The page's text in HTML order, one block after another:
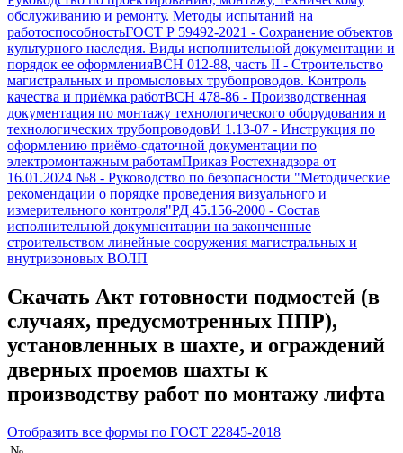
обслуживанию и ремонту. Методы испытаний на
работоспособностьГОСТ Р 59492-2021 - Сохранение объектов
культурного наследия. Виды исполнительной документации и
порядок ее оформленияВСН 012-88, часть II - Строительство
магистральных и промысловых трубопроводов. Контроль
качества и приёмка работВСН 478-86 - Производственная
документация по монтажу технологического оборудования и
технологических трубопроводовИ 1.13-07 - Инструкция по
оформлению приёмо-сдаточной документации по
электромонтажным работамПриказ Ростехнадзора от
16.01.2024 №8 - Руководство по безопасности "Методические
рекомендации о порядке проведения визуального и
измерительного контроля"РД 45.156-2000 - Состав
исполнительной докумнентации на законченные
строительством линейные сооружения магистральных и
внутризоновых ВОЛП
Скачать Акт готовности подмостей (в
случаях, предусмотренных ППР),
установленных в шахте, и ограждений
дверных проемов шахты к
производству работ по монтажу лифта
Отобразить все формы по ГОСТ 22845-2018